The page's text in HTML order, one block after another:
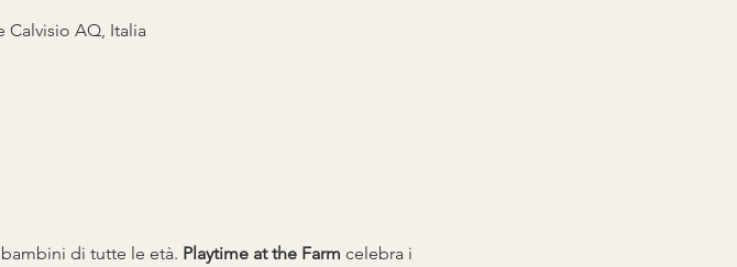
Calvisio AQ, Italia
di tutte le età. Playtime at the Farm celebra i